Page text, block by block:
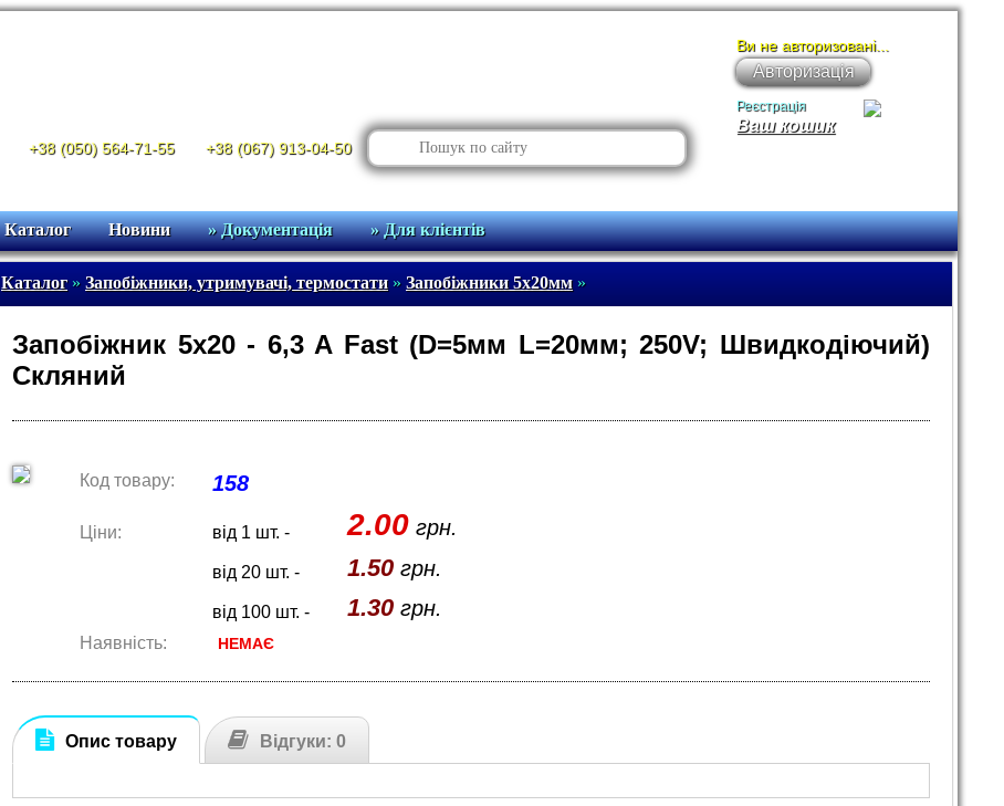
+38 (050) 564-71-55 +38 (067) 913-04-50
Ваш кошик
Ви не авторизовані...
Авторизація
Реєстрація
Каталог Новини » Документація » Для клієнтів
Каталог» Запобіжники, утримувачі, термостати» Запобіжники 5х20мм»
Запобіжник 5x20 - 6,3 A Fast (D=5мм L=20мм; 250V; Швидкодіючий)
Скляний
Код товару: 158
Ціни: від 1 шт. - 2.00 грн.
від 20 шт. - 1.50 грн.
від 100 шт. - 1.30 грн.
Наявність: НЕМАЄ
Опис товару Відгуки: 0